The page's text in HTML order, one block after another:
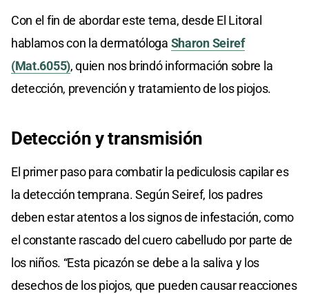
Con el fin de abordar este tema, desde El Litoral
hablamos con la dermatóloga Sharon Seiref
(Mat.6055), quien nos brindó información sobre la
detección, prevención y tratamiento de los piojos.
Detección y transmisión
El primer paso para combatir la pediculosis capilar es
la detección temprana. Según Seiref, los padres
deben estar atentos a los signos de infestación, como
el constante rascado del cuero cabelludo por parte de
los niños. “Esta picazón se debe a la saliva y los
desechos de los piojos, que pueden causar reacciones